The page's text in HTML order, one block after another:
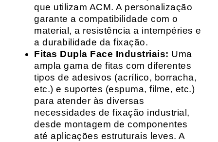
que utilizam ACM. A personalização
garante a compatibilidade com o
material, a resistência a intempéries e
a durabilidade da fixação.
Fitas Dupla Face Industriais: Uma
ampla gama de fitas com diferentes
tipos de adesivos (acrílico, borracha,
etc.) e suportes (espuma, filme, etc.)
para atender às diversas
necessidades de fixação industrial,
desde montagem de componentes
até aplicações estruturais leves. A